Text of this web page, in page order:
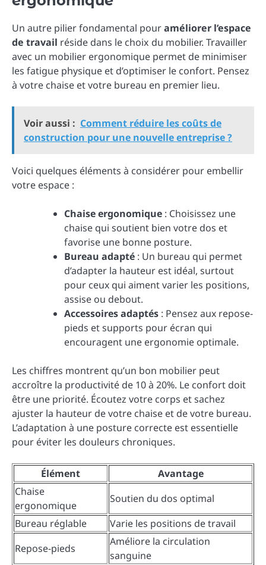
Un autre pilier fondamental pouraméliorer l’espace
de travail réside dans le choix du mobilier. Travailler
avec un mobilier ergonomique permet de minimiser
les fatigue physique et d’optimiser le confort. Pensez
à votre chaise et votre bureau en premier lieu.
Voir aussi : Comment réduire les coûts de
construction pour une nouvelle entreprise ?
Voici quelques éléments à considérer pour embellir
votre espace :
Chaise ergonomique : Choisissez une
chaise qui soutient bien votre dos et
favorise une bonne posture.
Bureau adapté : Un bureau qui permet
d’adapter la hauteur est idéal, surtout
pour ceux qui aiment varier les positions,
assise ou debout.
Accessoires adaptés : Pensez aux repose-
pieds et supports pour écran qui
encouragent une ergonomie optimale.
Les chiffres montrent qu’un bon mobilier peut
accroître la productivité de 10 à 20%. Le confort doit
être une priorité. Écoutez votre corps et sachez
ajuster la hauteur de votre chaise et de votre bureau.
L’adaptation à une posture correcte est essentielle
pour éviter les douleurs chroniques.
Élément
Avantage
Chaise
ergonomique
Soutien du dos optimal
Bureau réglable
Varie les positions de travail
Repose-pieds
Améliore la circulation
sanguine